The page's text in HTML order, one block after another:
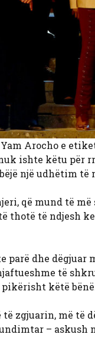
Arocho e
ishte këtu për
një udhëtim
që mund të
thotë të ndjesh
parë dhe dëgjuar
të
pikërisht këtë
të zgjuarin, më
– askush